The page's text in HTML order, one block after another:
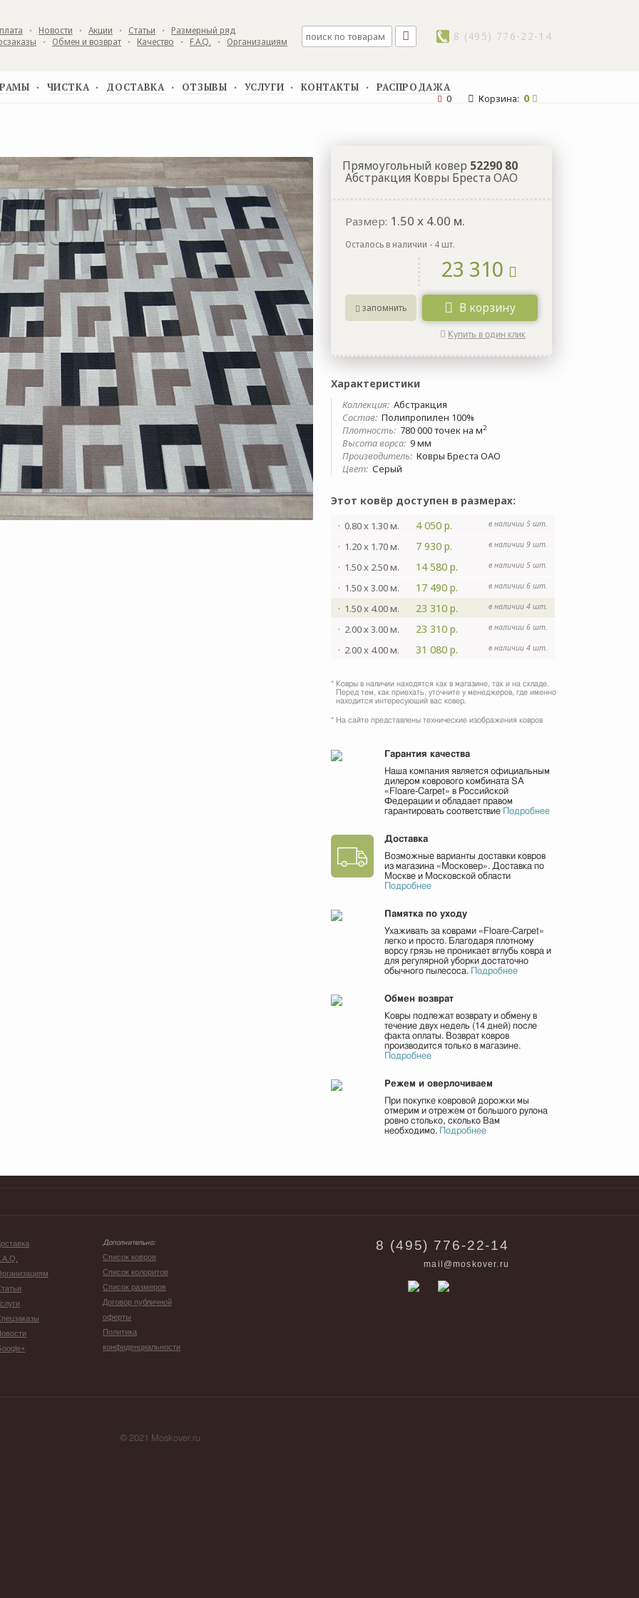
▪ Новости ▪ Акции ▪ Статьи ▪ Размерный ряд
▪ Обмен и возврат ▪ Качество ▪ F.A.Q. ▪ Организациям 8 (495) 776-22-14
▪ ЧИСТКА ▪ ДОСТАВКА ▪ ОТЗЫВЫ ▪ УСЛУГИ ▪ КОНТАКТЫ ▪
РАСПРОДАЖА
0
Корзина: 0
Прямоугольный ковер 52290 80
Абстракция Ковры Бреста ОАО
Размер: 1.50 x 4.00 м.
Осталось в наличии - 4 шт.
23 310
В корзину
запомнить
Купить в один клик
Характеристики
Коллекция: Абстракция
Состав: Полипропилен 100%
Плотность: 780 000 точек на м2
Высота ворса: 9 мм
Производитель: Ковры Бреста ОАО
Цвет: Серый
Этот ковёр доступен в размерах:
· 0.80 x 1.30 м. в наличии 5 шт.
4 050 р.
· 1.20 x 1.70 м. в наличии 9 шт.
7 930 р.
· 1.50 x 2.50 м. в наличии 5 шт.
14 580 р.
· 1.50 x 3.00 м. в наличии 6 шт.
17 490 р.
· 1.50 x 4.00 м. в наличии 4 шт.
23 310 р.
· 2.00 x 3.00 м. в наличии 6 шт.
23 310 р.
· 2.00 x 4.00 м. в наличии 4 шт.
31 080 р.
* Ковры в наличии находятся как в магазине, так и на складе.
Перед тем, как приехать, уточните у менеджеров, где именно
находится интересующий вас ковер.
* На сайте представлены технические изображения ковров
Гарантия качества
Наша компания является официальным
дилером коврового комбината SA
«Floare-Сarpet» в Российской
Федерации и обладает правом
гарантировать соответствие Подробнее
Доставка
Возможные варианты доставки ковров
из магазина «Московер». Доставка по
Москве и Московской области
Подробнее
Памятка по уходу
Ухаживать за коврами «Floare-Сarpet»
легко и просто. Благодаря плотному
ворсу грязь не проникает вглубь ковра и
для регулярной уборки достаточно
обычного пылесоса. Подробнее
Обмен возврат
Ковры подлежат возврату и обмену в
течение двух недель (14 дней) после
факта оплаты. Возврат ковров
производится только в магазине.
Подробнее
Режем и оверлочиваем
При покупке ковровой дорожки мы
отмерим и отрежем от большого рулона
ровно столько, сколько Вам
необходимо. Подробнее
Дополнительно:
Список ковров
Список колоритов
Список размеров
Договор публичной
оферты
Политика
конфиденциальности
8 (495) 776-22-14
mail@moskover.ru
© 2021 Moskover.ru